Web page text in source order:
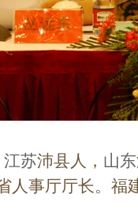
江苏沛县人， 山东
人事厅厅长。福